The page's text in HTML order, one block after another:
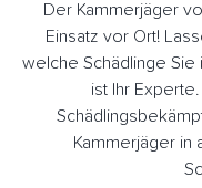
Der Kammerjäger
Einsatz vor Ort!
welche Schädlinge Sie
ist Ihr
Kammerjäger in